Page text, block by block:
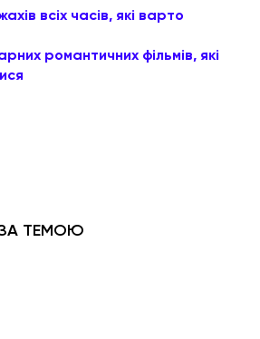
всіх часів, які варто
романтичних фільмів, які
ЗА ТЕМОЮ